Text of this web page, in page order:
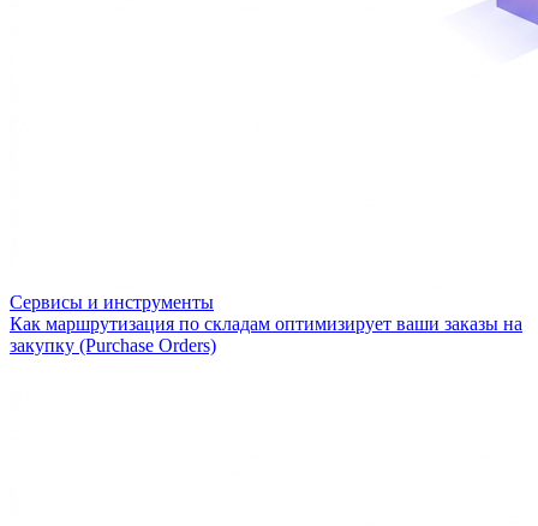
Сервисы и инструменты
Как маршрутизация по складам оптимизирует ваши заказы на
закупку (Purchase Orders)